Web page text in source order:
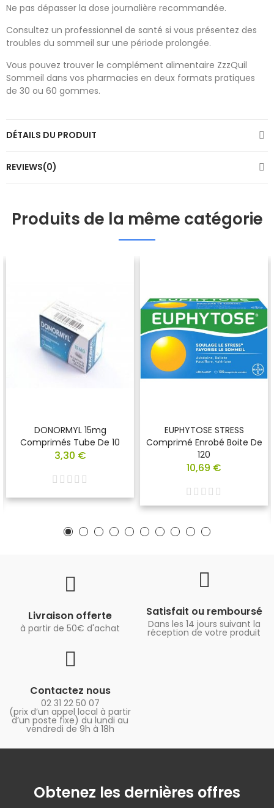
Ne pas dépasser la dose journalière recommandée.
Consultez un professionnel de santé si vous présentez des
troubles du sommeil sur une période prolongée.
Vous pouvez trouver le complément alimentaire ZzzQuil
Sommeil dans vos pharmacies en deux formats pratiques
de 30 ou 60 gommes.
DÉTAILS DU PRODUIT
REVIEWS(0)
Produits de la même catégorie
DONORMYL 15mg
Comprimés Tube De 10
3,30 €
EUPHYTOSE STRESS
Comprimé Enrobé Boite De
120
10,69 €
Livraison offerte
à partir de 50€ d'achat
Satisfait ou remboursé
Dans les 14 jours suivant la
réception de votre produit
Contactez nous
02 31 22 50 07
(prix d’un appel local à partir
d’un poste fixe) du lundi au
vendredi de 9h à 18h
Obtenez les dernières offres